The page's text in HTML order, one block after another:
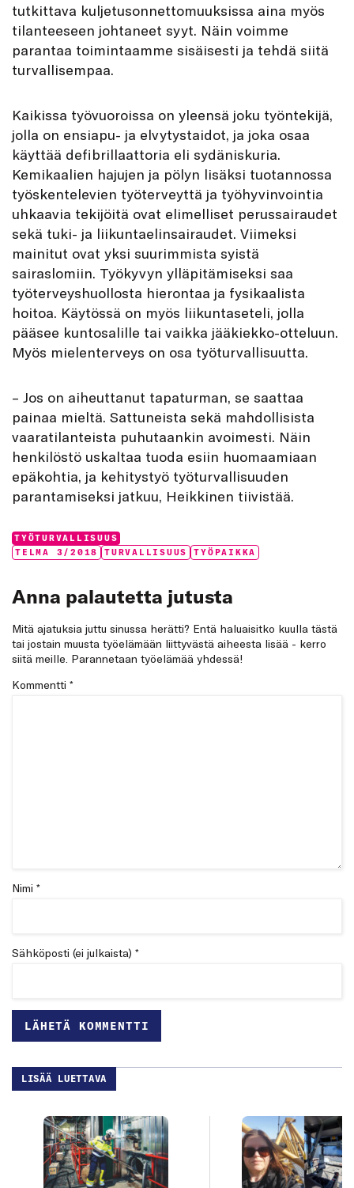
tutkittava kuljetusonnettomuuksissa aina myös
tilanteeseen johtaneet syyt. Näin voimme
parantaa toimintaamme sisäisesti ja tehdä siitä
turvallisempaa.
Kaikissa työvuoroissa on yleensä joku työntekijä,
jolla on ensiapu- ja elvytystaidot, ja joka osaa
käyttää defibrillaattoria eli sydäniskuria.
Kemikaalien hajujen ja pölyn lisäksi tuotannossa
työskentelevien työterveyttä ja työhyvinvointia
uhkaavia tekijöitä ovat elimelliset perussairaudet
sekä tuki- ja liikuntaelinsairaudet. Viimeksi
mainitut ovat yksi suurimmista syistä
sairaslomiin. Työkyvyn ylläpitämiseksi saa
työterveyshuollosta hierontaa ja fysikaalista
hoitoa. Käytössä on myös liikuntaseteli, jolla
pääsee kuntosalille tai vaikka jääkiekko-otteluun.
Myös mielenterveys on osa työturvallisuutta.
– Jos on aiheuttanut tapaturman, se saattaa
painaa mieltä. Sattuneista sekä mahdollisista
vaaratilanteista puhutaankin avoimesti. Näin
henkilöstö uskaltaa tuoda esiin huomaamiaan
epäkohtia, ja kehitystyö työturvallisuuden
parantamiseksi jatkuu, Heikkinen tiivistää.
Categories:
TYÖTURVALLISUUS
Tags:
TELMA 3/2018 TURVALLISUUS TYÖPAIKKA
Anna palautetta jutusta
Mitä ajatuksia juttu sinussa herätti? Entä haluaisitko kuulla tästä
tai jostain muusta työelämään liittyvästä aiheesta lisää - kerro
siitä meille. Parannetaan työelämää yhdessä!
Kommentti *
Nimi *
Sähköposti (ei julkaista) *
LISÄÄ LUETTAVA